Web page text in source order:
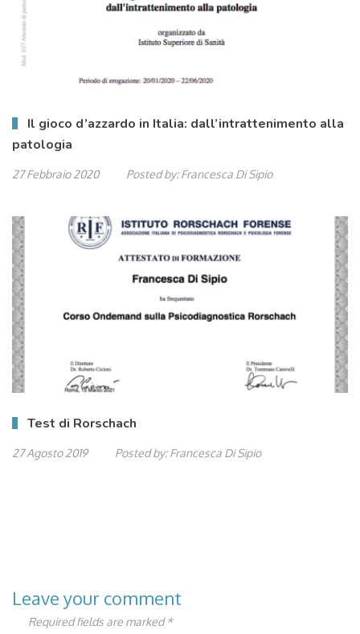
Il gioco d’azzardo in Italia: dall’intrattenimento alla
patologia
27 Febbraio 2020 Posted by: Francesca Di Sipio
Test di Rorschach
27 Agosto 2019 Posted by: Francesca Di Sipio
Leave your comment
Required fields are marked *